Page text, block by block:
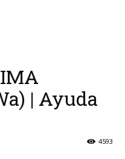
| Ayuda
4593